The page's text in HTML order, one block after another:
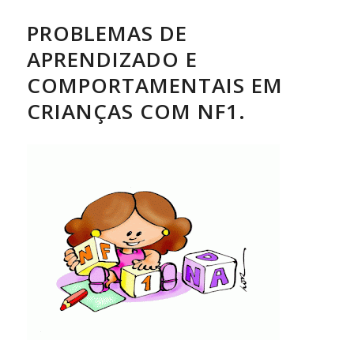
PROBLEMAS DE
APRENDIZADO E
COMPORTAMENTAIS EM
CRIANÇAS COM NF1.